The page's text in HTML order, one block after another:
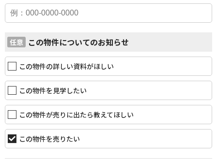
任意 この物件についてのお知らせ
この物件の詳しい資料がほしい
この物件を見学したい
この物件が売りに出たら教えてほしい
この物件を売りたい